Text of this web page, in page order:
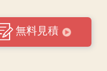
無料見積